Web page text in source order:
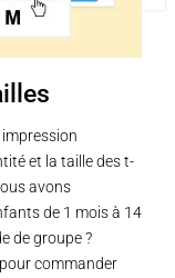
et la taille des t-
avons
de 1 mois à 14
de groupe ?
commander